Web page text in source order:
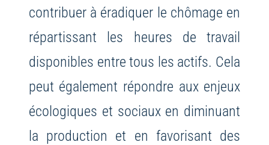
contribuer à éradiquer le chômage en
répartissant les heures de travail
disponibles entre tous les actifs. Cela
peut également répondre aux enjeux
écologiques et sociaux en diminuant
la production et en favorisant des